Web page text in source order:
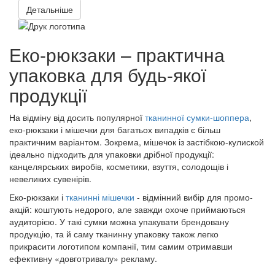
Детальніше
Еко-рюкзаки – практична
упаковка для будь-якої
продукції
На відміну від досить популярної тканинної сумки-шоппера,
еко-рюкзаки і мішечки для багатьох випадків є більш
практичним варіантом. Зокрема, мішечок із застібкою-кулиской
ідеально підходить для упаковки дрібної продукції:
канцелярських виробів, косметики, взуття, солодощів і
невеликих сувенірів.
Еко-рюкзаки і тканинні мішечки - відмінний вибір для промо-
акцій: коштують недорого, але завжди охоче приймаються
аудиторією. У такі сумки можна упакувати брендовану
продукцію, та й саму тканинну упаковку також легко
прикрасити логотипом компанії, тим самим отримавши
ефективну «довготривалу» рекламу.